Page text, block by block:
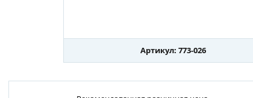
Артикул: 773-026